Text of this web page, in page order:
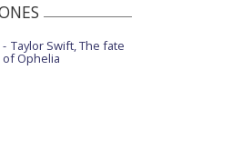
Taylor Swift, The fate
of Ophelia